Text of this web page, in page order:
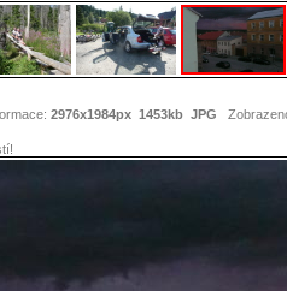
2976x1984px 1453kb JPG